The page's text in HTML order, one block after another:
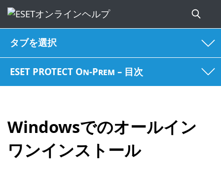
タブを選択
ESET PROTECT On-Prem – 目次
Windowsでのオールイン
ワンインストール